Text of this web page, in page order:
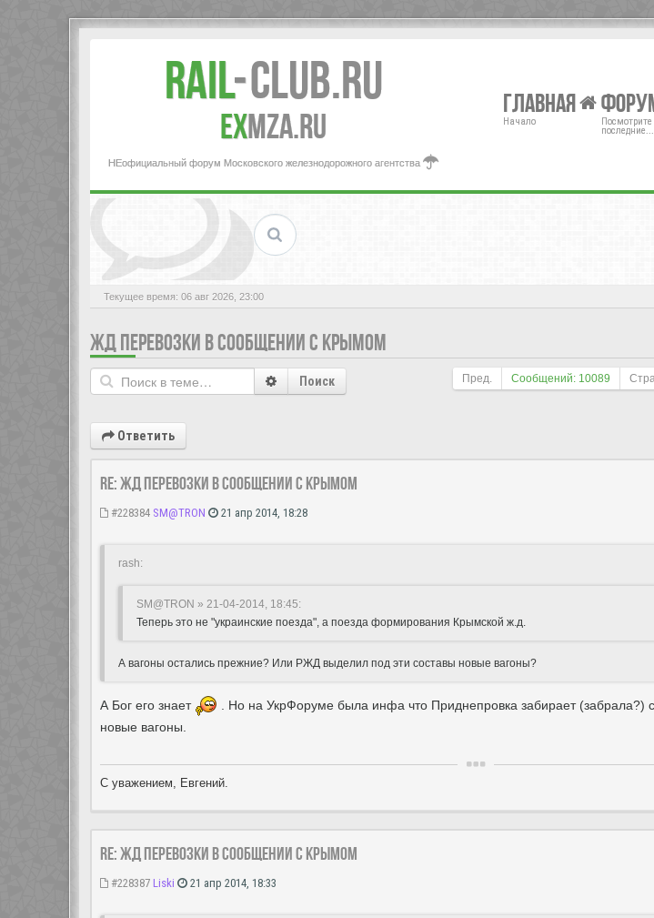
Rail-Club.RU
exMZA.RU
НЕофициальный форум Московского железнодорожного агентства
Главная
Начало Посмотрите
последние...
Текущее время: 06 авг 2026, 23:00
ЖД ПЕРЕВОЗКИ В СООБЩЕНИИ С КРЫМОМ
Пред. Сообщений: 10089
Поиск
Ответить
Re: ЖД перевозки в сообщении с Крымом
#228384 SM@TRON 21 апр 2014, 18:28
rash:
SM@TRON » 21-04-2014, 18:45:
Теперь это не "украинские поезда", а поезда формирования Крымской ж.д.
А вагоны остались прежние? Или РЖД выделил под эти составы новые вагоны?
А Бог его знает
. Но на УкрФоруме была инфа что Приднепровка забирает (забрала?)
новые вагоны.
С уважением, Евгений.
Re: ЖД перевозки в сообщении с Крымом
#228387 Liski 21 апр 2014, 18:33